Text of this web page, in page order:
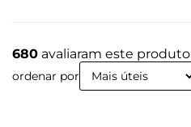
NFC
680 avaliaram este produto
ordenar por